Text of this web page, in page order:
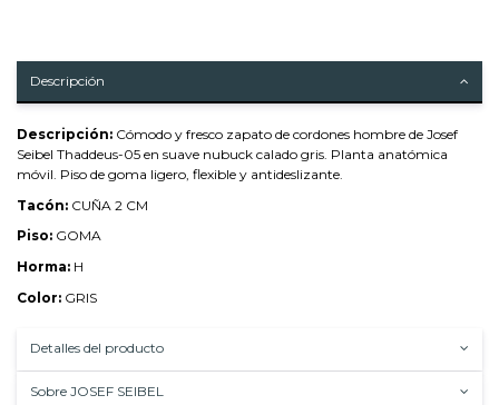
Descripción
Descripción: Cómodo y fresco zapato de cordones hombre de Josef
Seibel Thaddeus-05 en suave nubuck calado gris. Planta anatómica
móvil. Piso de goma ligero, flexible y antideslizante.
Tacón: CUÑA 2 CM
Piso: GOMA
Horma: H
Color: GRIS
Detalles del producto
Sobre JOSEF SEIBEL